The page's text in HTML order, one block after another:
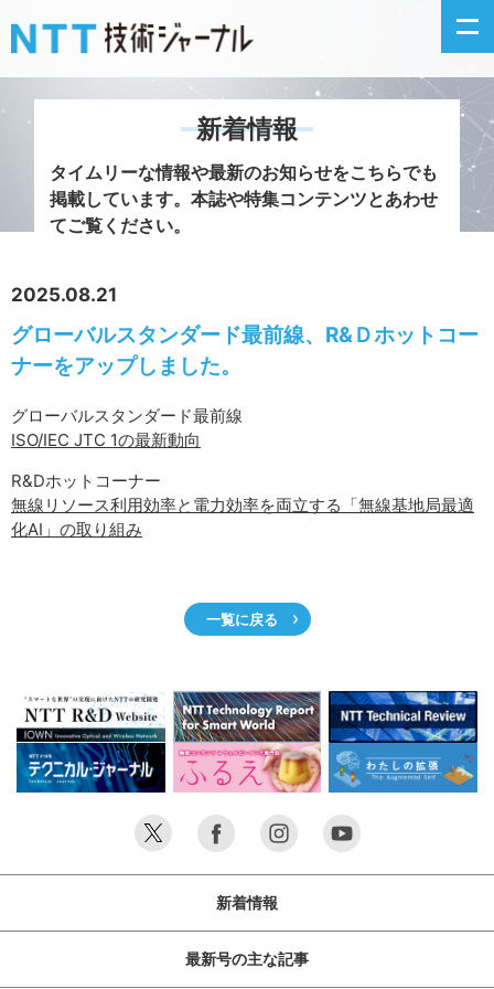
新着情報
掲載月毎記事
サイトマップ
新着情報
タイムリーな情報や最新のお知らせをこちらでも
掲載しています。 本誌や特集コンテンツとあわせ
てご覧ください。
2025.08.21
グローバルスタンダード最前線、R&Ｄホットコー
ナーをアップしました。
グローバルスタンダード最前線
ISO/IEC JTC 1の最新動向
R&Dホットコーナー
無線リソース利用効率と電力効率を両立する「無線基地局最適
化AI」の取り組み
一覧に戻る
新着情報
最新号の主な記事